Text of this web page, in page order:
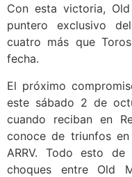
Con esta victoria,
puntero exclusivo
cuatro más que
fecha.
El próximo
este sábado 2 de
cuando reciban en
conoce de triunfos
ARRV. Todo esto
choques entre Old